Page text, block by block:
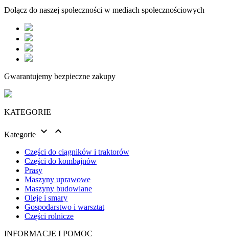
Dołącz do naszej społeczności w mediach społecznościowych
Gwarantujemy bezpieczne zakupy
KATEGORIE
Kategorie  
Części do ciągników i traktorów
Części do kombajnów
Prasy
Maszyny uprawowe
Maszyny budowlane
Oleje i smary
Gospodarstwo i warsztat
Części rolnicze
INFORMACJE I POMOC